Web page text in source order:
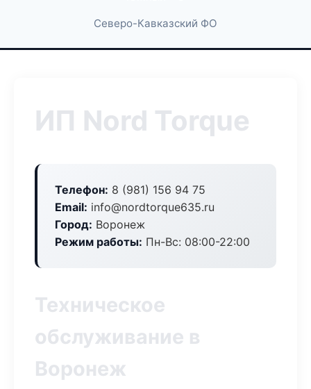
Северо-Кавказский ФО
ИП Nord Torque
Телефон: 8 (981) 156 94 75
Email: info@nordtorque635.ru
Город: Воронеж
Режим работы: Пн-Вс: 08:00-22:00
Техническое
обслуживание в
Воронеж